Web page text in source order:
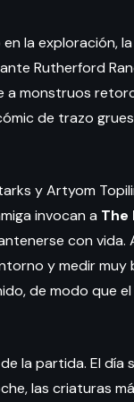
la exploración,
Rutherford
a monstruos
de trazo
y Artyom
invocan a The
con vida.
y medir muy
de modo que el
la partida. El día
las criaturas